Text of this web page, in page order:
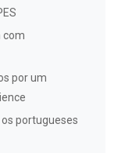
com
por um
portugueses